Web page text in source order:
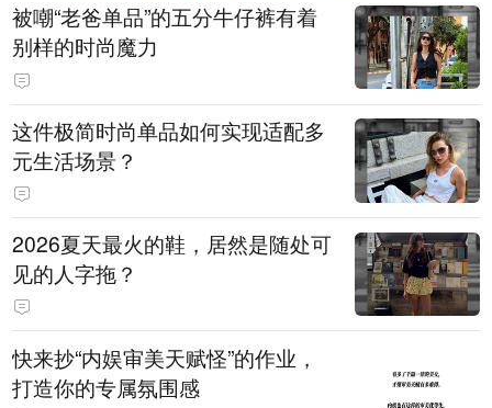
被嘲“老爸单品”的五分牛仔裤有着
别样的时尚魔力
这件极简时尚单品如何实现适配多
元生活场景？
2026夏天最火的鞋，居然是随处可
见的人字拖？
快来抄“内娱审美天赋怪”的作业，
打造你的专属氛围感